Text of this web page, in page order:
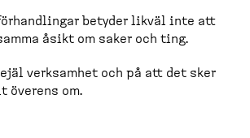
betyder likväl inte att
åsikt om saker och ting.
verksamhet och på att det sker
överens om.